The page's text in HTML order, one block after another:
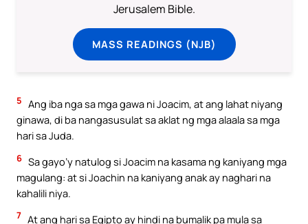
Jerusalem Bible.
MASS READINGS (NJB)
5 Ang iba nga sa mga gawa ni Joacim, at ang lahat niyang
ginawa, di ba nangasusulat sa aklat ng mga alaala sa mga
hari sa Juda.
6 Sa gayo’y natulog si Joacim na kasama ng kaniyang mga
magulang: at si Joachin na kaniyang anak ay naghari na
kahalili niya.
7 At ang hari sa Egipto ay hindi na bumalik pa mula sa